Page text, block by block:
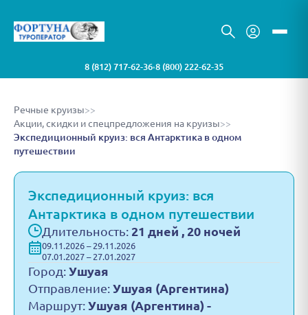
8 (812) 717-62-36•8 (800) 222-62-35
Речные круизы>>
Акции, скидки и спецпредложения на круизы>>
Экспедиционный круиз: вся Антарктика в одном
путешествии
Экспедиционный круиз: вся
Антарктика в одном путешествии
Длительность: 21 дней , 20 ночей
09.11.2026 – 29.11.2026
07.01.2027 – 27.01.2027
Город: Ушуая
Отправление: Ушуая (Аргентина)
Маршрут: Ушуая (Аргентина) -